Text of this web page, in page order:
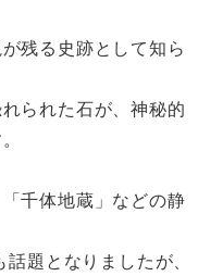
残る史跡として知ら
られた石が、神秘的
千体地蔵」などの静
題となりましたが、